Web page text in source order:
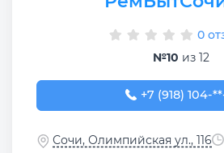
0
№10 из 12
+7 (918) 104-
+7 (918) 104-
Сочи, Олимпийская ул., 116